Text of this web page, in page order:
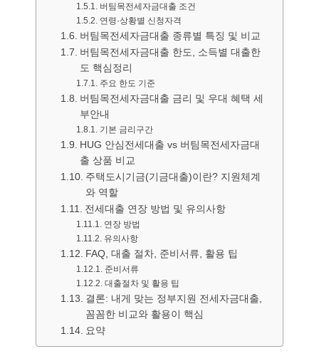
버팀목전세자금대출 조건
연령·상황별 신청자격
버팀목전세자금대출 종류별 특징 및 비교
버팀목전세자금대출 한도, 소득별 대출한
도 핵심정리
주요 한도 기준
버팀목전세자금대출 금리 및 우대 혜택 세
부안내
기본 금리구간
HUG 안심전세대출 vs 버팀목전세자금대
출 상품 비교
주택도시기금(기금대출)이란? 지원체계
와 역할
전세대출 연장 방법 및 유의사항
연장 방법
유의사항
FAQ, 대출 절차, 준비서류, 활용 팁
준비서류
대출절차 및 활용 팁
결론: 내게 맞는 정부지원 전세자금대출,
꼼꼼한 비교와 활용이 핵심
요약